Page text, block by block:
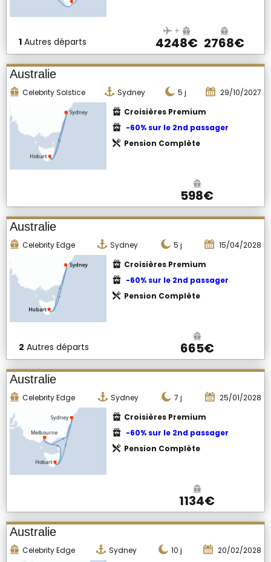
1 Autres départs
+
4248€ 2768€
Australie
Celebrity Solstice Sydney 5 j
29/10/2027
Croisières Premium
-60% sur le 2nd passager
Pension Complète
598€
Australie
Celebrity Edge Sydney 5 j
15/04/2028
Croisières Premium
-60% sur le 2nd passager
Pension Complète
2 Autres départs 665€
Australie
Celebrity Edge Sydney 7 j
25/01/2028
Croisières Premium
-60% sur le 2nd passager
Pension Complète
1134€
Australie
Celebrity Edge Sydney 10 j
20/02/2028